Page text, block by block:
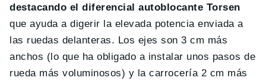
destacando el diferencial autoblocante Torsen
que ayuda a digerir la elevada potencia enviada a
las ruedas delanteras. Los ejes son 3 cm más
anchos (lo que ha obligado a instalar unos pasos de
rueda más voluminosos) y la carrocería 2 cm más